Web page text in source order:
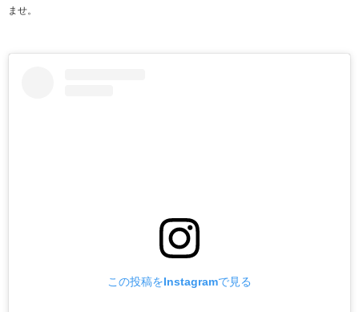
ませ。
この投稿をInstagramで見る